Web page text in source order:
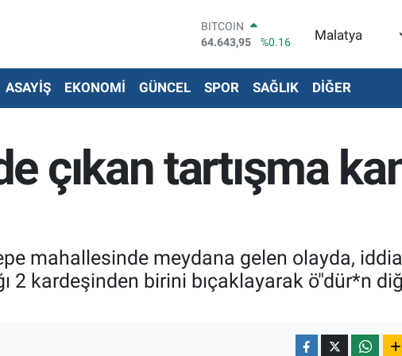
BITCOIN
64.643,95
%0.16
EURO
55,0406
%-0.08
G.ALTIN
6500.87
%0.12
BİST100
Malatya
ASAYİŞ EKONOMİ GÜNCEL SPOR SAĞLIK DİĞER
çıkan tartışma
mahallesinde meydana gelen olayda,
2 kardeşinden birini bıçaklayarak ö"dür*n